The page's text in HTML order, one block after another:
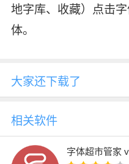
地字库、收藏）点击
体。
大家还下载了
相关软件
字体超市管家